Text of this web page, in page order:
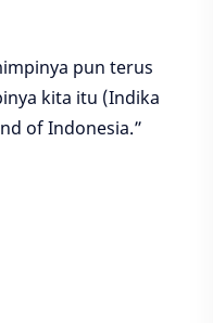
pun terus
kita itu (Indika
of Indonesia.”